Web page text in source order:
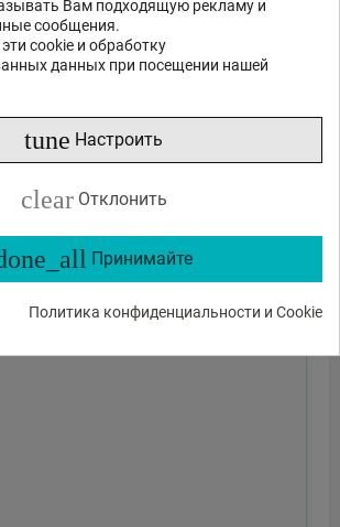
Вам подходящую рекламу и
сообщения.
cookie и обработку
данных при посещении нашей
tune Настроить
clear Отклонить
Принимайте
Политика конфиденциальности и Cookie